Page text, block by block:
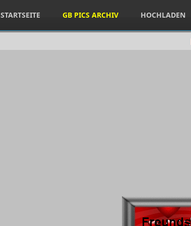
STARTSEITE GB PICS ARCHIV HOCHLADEN